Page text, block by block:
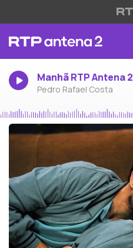
Manhã RTP Antena 2
Pedro Rafael Costa